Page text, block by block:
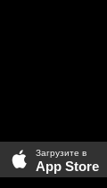
App Store